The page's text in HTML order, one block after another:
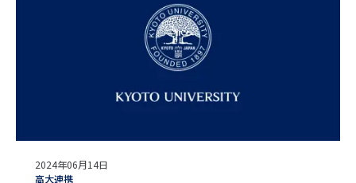
公
開
2024年06月14日
タ
高大連携